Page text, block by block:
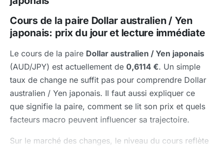
Cours de la paire Dollar australien / Yen
japonais: prix du jour et lecture immédiate
Le cours de la paire Dollar australien / Yen japonais
(AUD/JPY) est actuellement de 0,6114 €. Un simple
taux de change ne suffit pas pour comprendre Dollar
australien / Yen japonais. Il faut aussi expliquer ce
que signifie la paire, comment se lit son prix et quels
facteurs macro peuvent influencer sa trajectoire.
Sur le marché des changes, le niveau du cours reflète